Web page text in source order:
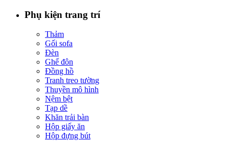
Phụ kiện trang trí
Thảm
Gối sofa
Đèn
Ghế đôn
Đồng hồ
Tranh treo tường
Thuyền mô hình
Nệm bệt
Tạp dề
Khăn trải bàn
Hộp giấy ăn
Hộp đựng bút